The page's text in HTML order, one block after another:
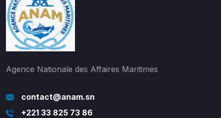
Agence Nationale des Affaires Maritimes
contact@anam.sn
+221 33 825 73 86